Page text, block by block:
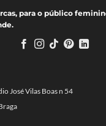
para o público
José Vilas Boas n 54